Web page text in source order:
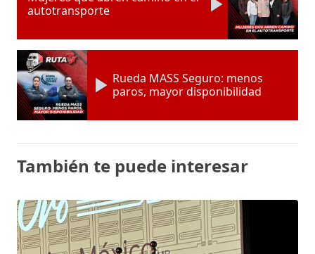
autotransporte
Rueda MASS Seguro: menos
paros, mayor disponibilidad
También te puede interesar